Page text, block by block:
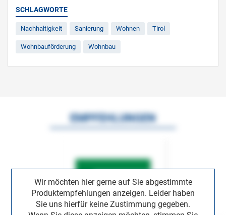
SCHLAGWORTE
Nachhaltigkeit Sanierung Wohnen Tirol
Wohnbauförderung Wohnbau
Wir möchten hier gerne auf Sie abgestimmte
Produktempfehlungen anzeigen. Leider haben
Sie uns hierfür keine Zustimmung gegeben.
EMPFEHLUNGEN